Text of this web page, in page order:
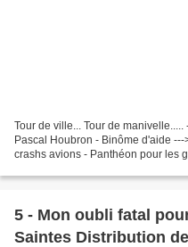
Tour de ville... Tour de
Pascal Houbron - Binôme d'aide
crashs avions - Panthéon pour les
5 - Mon oubli fatal
Saintes Distribution